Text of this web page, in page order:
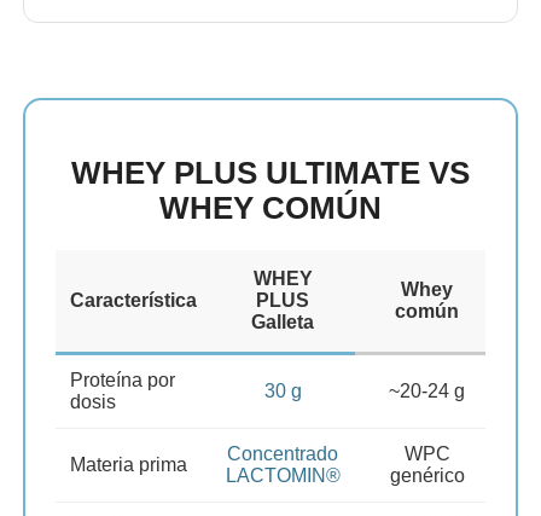
WHEY PLUS ULTIMATE VS
WHEY COMÚN
Característica
WHEY
PLUS
Galleta
Whey
común
Proteína por
dosis
30 g ~20-24 g
Materia prima
Concentrado
LACTOMIN®
WPC
genérico